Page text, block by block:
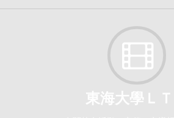
東海大學Ｌ